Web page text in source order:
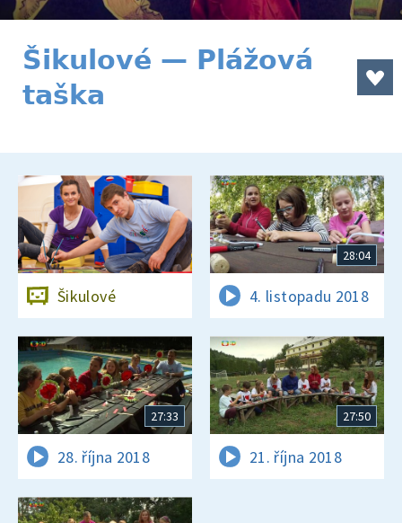
Šikulové — Plážová
taška
Šikulové
28:04
4. listopadu 2018
27:33
28. října 2018
27:50
21. října 2018